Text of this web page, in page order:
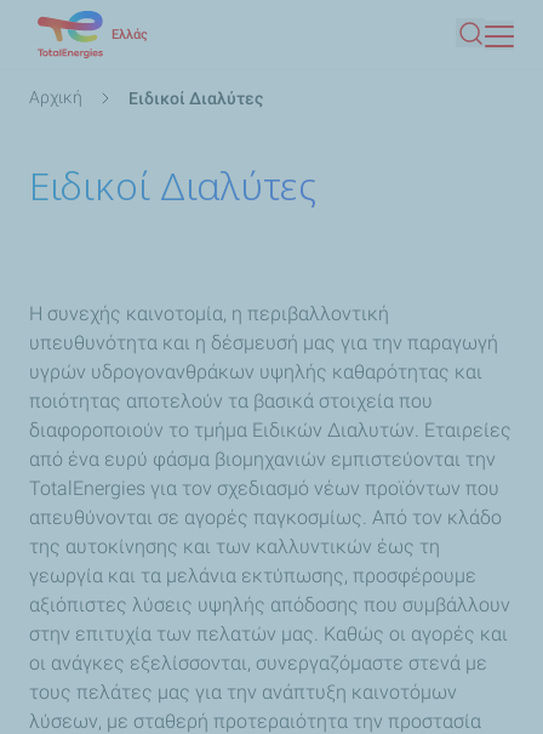
Ελλάς
Breadcrumb
Αρχική Ειδικοί Διαλύτες
Ειδικοί Διαλύτες
Η συνεχής καινοτομία, η περιβαλλοντική
υπευθυνότητα και η δέσμευσή μας για την παραγωγή
υγρών υδρογονανθράκων υψηλής καθαρότητας και
ποιότητας αποτελούν τα βασικά στοιχεία που
διαφοροποιούν το τμήμα Ειδικών Διαλυτών. Εταιρείες
από ένα ευρύ φάσμα βιομηχανιών εμπιστεύονται την
TotalEnergies για τον σχεδιασμό νέων προϊόντων που
απευθύνονται σε αγορές παγκοσμίως. Από τον κλάδο
της αυτοκίνησης και των καλλυντικών έως τη
γεωργία και τα μελάνια εκτύπωσης, προσφέρουμε
αξιόπιστες λύσεις υψηλής απόδοσης που συμβάλλουν
στην επιτυχία των πελατών μας. Καθώς οι αγορές και
οι ανάγκες εξελίσσονται, συνεργαζόμαστε στενά με
τους πελάτες μας για την ανάπτυξη καινοτόμων
λύσεων, με σταθερή προτεραιότητα την προστασία